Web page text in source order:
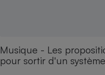
Musique - Les
pour sortir d'un